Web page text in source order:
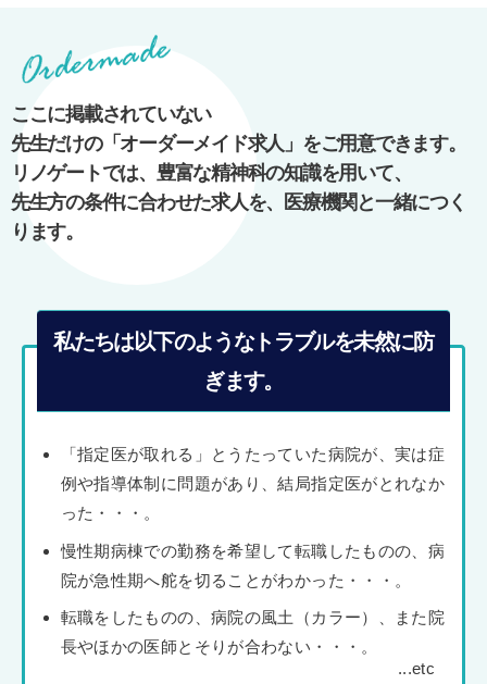
ゲ
シ
ョ
ン
ここに掲載されていない
先生だけの「オーダーメイド求人」をご用意できます。
リノゲートでは、豊富な精神科の知識を用いて、
先生方の条件に合わせた求人を、医療機関と一緒につく
ります。
私たちは以下のようなトラブルを未然に防
ぎます。
「指定医が取れる」とうたっていた病院が、実は症
例や指導体制に問題があり、結局指定医がとれなか
った・・・。
慢性期病棟での勤務を希望して転職したものの、病
院が急性期へ舵を切ることがわかった・・・。
転職をしたものの、病院の風土（カラー）、また院
長やほかの医師とそりが合わない・・・。